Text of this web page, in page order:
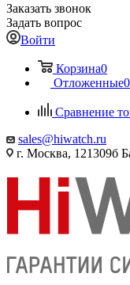
Заказать звонок
Задать вопрос
Войти
Корзина0
Отложенные0
Сравнение
sales@hiwatch.ru
г. Москва, 121309б